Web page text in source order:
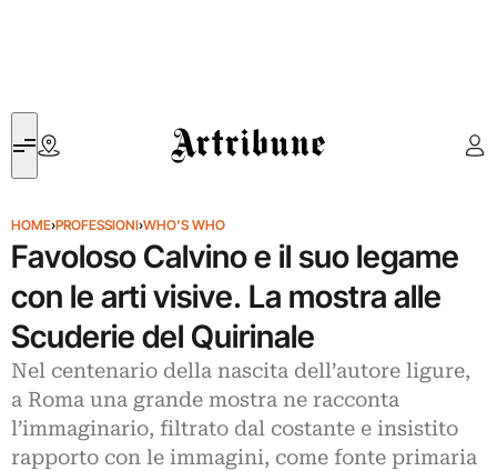
Artribune
HOME›PROFESSIONI›WHO'S WHO
Favoloso Calvino e il suo legame
con le arti visive. La mostra alle
Scuderie del Quirinale
Nel centenario della nascita dell’autore ligure,
a Roma una grande mostra ne racconta
l’immaginario, filtrato dal costante e insistito
rapporto con le immagini, come fonte primaria